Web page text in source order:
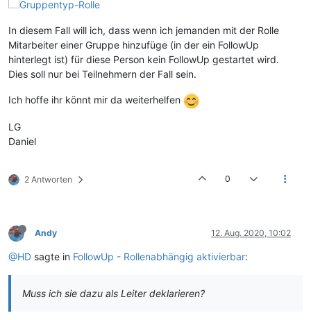
In diesem Fall will ich, dass wenn ich jemanden mit der Rolle
Mitarbeiter einer Gruppe hinzufüge (in der ein FollowUp
hinterlegt ist) für diese Person kein FollowUp gestartet wird.
Dies soll nur bei Teilnehmern der Fall sein.
Ich hoffe ihr könnt mir da weiterhelfen
LG
Daniel
2 Antworten 0
Andy 12. Aug. 2020, 10:02
@HD sagte in FollowUp - Rollenabhängig aktivierbar:
Muss ich sie dazu als Leiter deklarieren?